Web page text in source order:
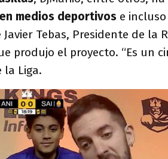
medios deportivos e
Tebas, Presidente de la
produjo el proyecto. “Es un
la Liga.